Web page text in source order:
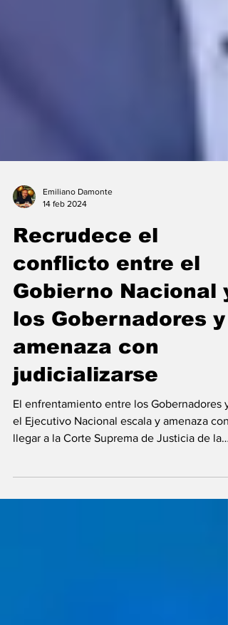
Emiliano Damonte
14 feb 2024
Recrudece el
conflicto entre el
Gobierno Nacional y
los Gobernadores y
amenaza con
judicializarse
El enfrentamiento entre los Gobernadores y
llegar a la Corte Suprema de Justicia de la